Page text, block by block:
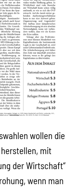
wollen die
mit
der Wirtschaft“
wenn man